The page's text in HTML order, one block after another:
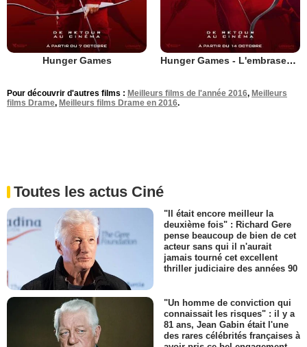
Hunger Games Hunger Games - L'embrasement
Pour découvrir d'autres films : Meilleurs films de l'année 2016, Meilleurs
films Drame, Meilleurs films Drame en 2016.
Toutes les actus Ciné
"Il était encore meilleur la
deuxième fois" : Richard Gere
pense beaucoup de bien de cet
acteur sans qui il n'aurait
jamais tourné cet excellent
thriller judiciaire des années 90
"Un homme de conviction qui
connaissait les risques" : il y a
81 ans, Jean Gabin était l'une
des rares célébrités françaises à